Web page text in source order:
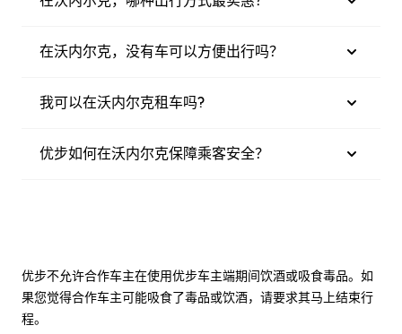
在沃内尔克，没有车可以方便出行吗？
我可以在沃内尔克租车吗?
优步如何在沃内尔克保障乘客安全？
优步不允许合作车主在使用优步车主端期间饮酒或吸食毒品。如
果您觉得合作车主可能吸食了毒品或饮酒，请要求其马上结束行
程。